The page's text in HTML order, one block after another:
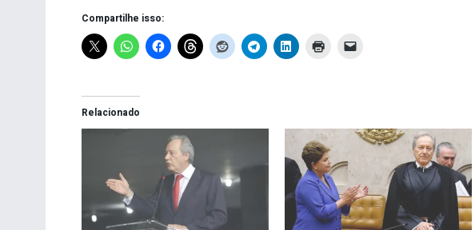
Compartilhe isso:
Relacionado